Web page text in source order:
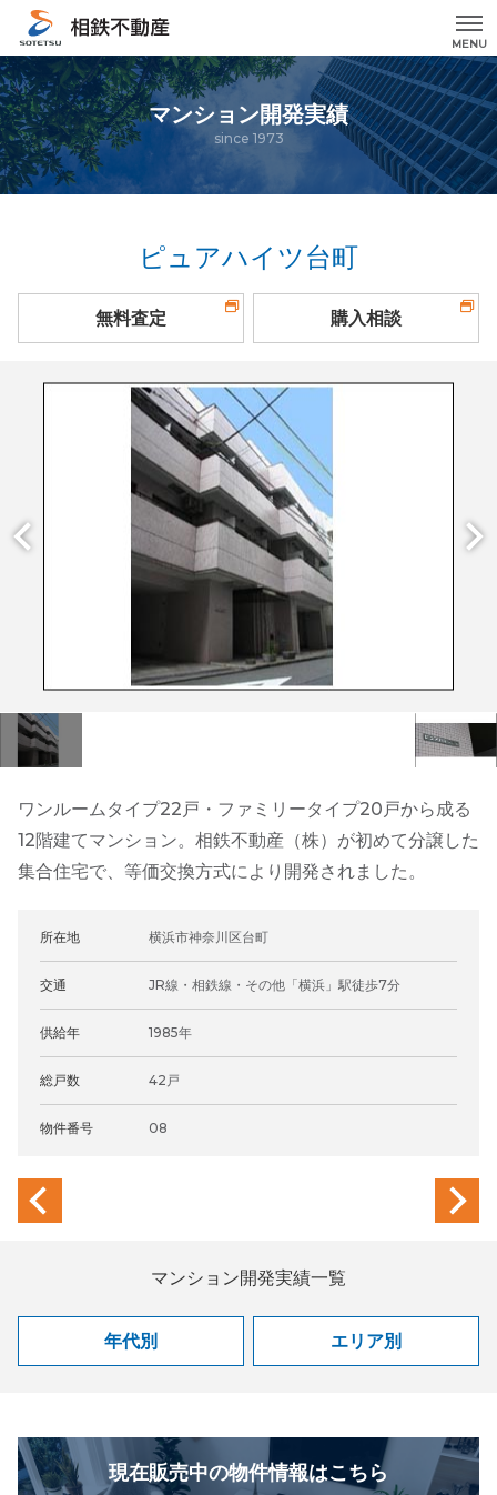
MENU
マンション開発実績
since 1973
ピュアハイツ台町
無料査定 購入相談
ワンルームタイプ22戸・ファミリータイプ20戸から成る
12階建てマンション。相鉄不動産（株）が初めて分譲した
集合住宅で、等価交換方式により開発されました。
所在地 横浜市神奈川区台町
交通 JR線・相鉄線・その他「横浜」駅徒歩7分
供給年 1985年
総戸数 42戸
物件番号 08
マンション開発実績一覧
年代別 エリア別
現在販売中の物件情報はこちら